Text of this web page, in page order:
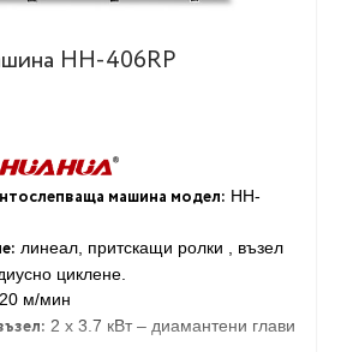
HH-406RP
машина модел: HH-
линеал, притскащи ролки , възел
циклене.
м/мин
2 x 3.7 кВт – диамантени глави